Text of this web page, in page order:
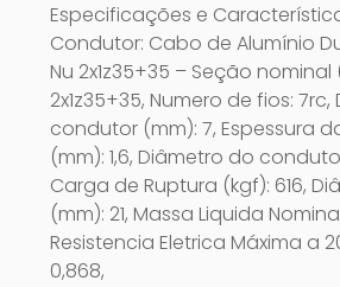
Especificações e
Condutor: Cabo de Alumínio
Nu 2x1z35+35 – Seção nominal
2x1z35+35, Numero de fios:
condutor (mm): 7, Espessura
(mm): 1,6, Diâmetro do
Carga de Ruptura (kgf): 616,
(mm): 21, Massa Liquida
Resistencia Eletrica Máxima a
0,868,